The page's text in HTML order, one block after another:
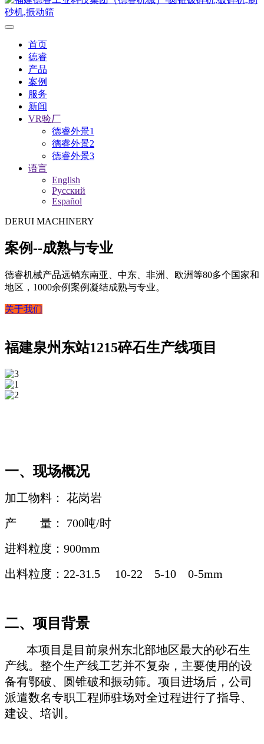
首页
德睿
产品
案例
服务
新闻
VR验厂
德睿外景1
德睿外景2
德睿外景3
语言
English
Русский
Español
DERUI MACHINERY
案例--成熟与专业
德睿机械产品远销东南亚、中东、非洲、欧洲等80多个国家和
地区，1000余例案例凝结成熟与专业。
关于我们
福建泉州东站1215碎石生产线项目
一、现场概况
加工物料： 花岗岩
产 量： 700吨/时
进料粒度： 900mm
出料粒度： 22-31.5 10-22 5-10 0-5mm
二、 项目背景
本项目是目前泉州东北部地区最大的砂石生
产线。整个生产线工艺并不复杂，主要使用的设
备有鄂破、圆锥破和振动筛。项目进场后，公司
派遣数名专职工程师驻场对全过程进行了指导、
建设、培训。